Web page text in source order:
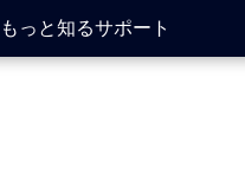
もっと知るサポート